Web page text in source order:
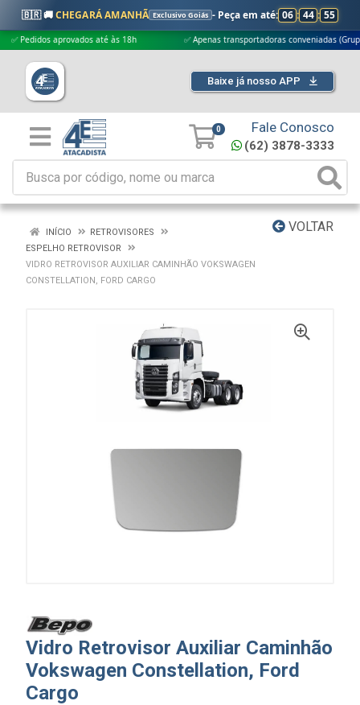
🇧🇷 🚚CHEGARÁ AMANHÃ Exclusivo Goiás - Peça em até: 06 : 44 : 54
aprovados até às 18h ✅ Apenas transportadoras conveniadas (Grupo G5)
Baixe já nosso APP
0 Fale Conosco
(62) 3878-3333
VOLTAR
INÍCIO
RETROVISORES
ESPELHO RETROVISOR
VIDRO RETROVISOR AUXILIAR CAMINHÃO VOKSWAGEN
CONSTELLATION, FORD CARGO
Vidro Retrovisor Auxiliar Caminhão
Vokswagen Constellation, Ford
Cargo